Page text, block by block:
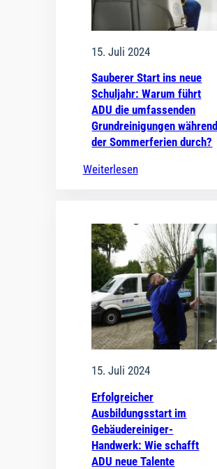
15. Juli 2024
Sauberer Start ins neue
Schuljahr: Warum führt
ADU die umfassenden
Grundreinigungen während
der Sommerferien durch?
Weiterlesen
15. Juli 2024
Erfolgreicher
Ausbildungsstart im
Gebäudereiniger-
Handwerk: Wie schafft
ADU neue Talente